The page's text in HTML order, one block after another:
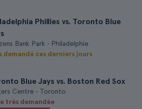
Phillies vs. Toronto Blue
Bank Park • Philadelphie
demandé ces derniers jours
Blue Jays vs. Boston Red Sox
Centre • Toronto
très demandée